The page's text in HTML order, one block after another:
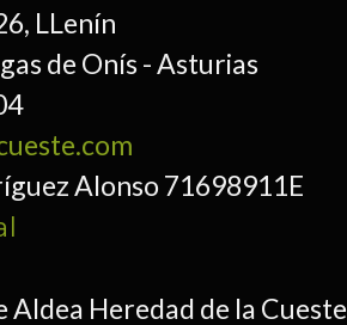
LLenín
de Onís - Asturias
Alonso 71698911E
Aldea Heredad de la Cueste